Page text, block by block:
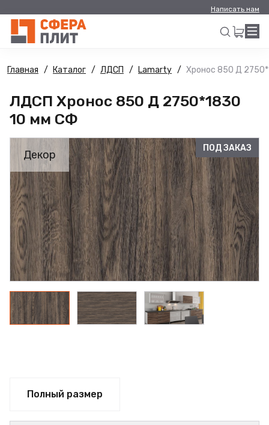
Написать нам
Искать
Главная Каталог ЛДСП Lamarty Хронос 850 Д
ЛДСП Хронос 850 Д 2750*1830
10 мм СФ
Декор
ПОД ЗАКАЗ
Полный размер